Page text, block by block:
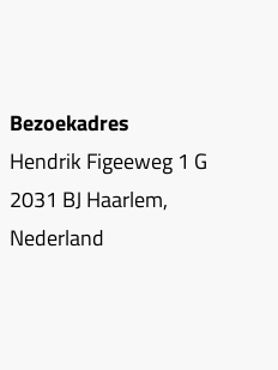
Bezoekadres
Hendrik Figeeweg 1 G
2031 BJ Haarlem,
Nederland